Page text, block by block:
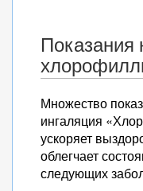
Множество
ингаляция
ускоряет
облегчает
следующих